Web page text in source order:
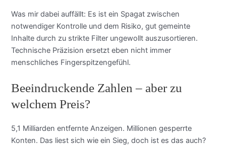
Was mir dabei auffällt: Es ist ein Spagat zwischen
notwendiger Kontrolle und dem Risiko, gut gemeinte
Inhalte durch zu strikte Filter ungewollt auszusortieren.
Technische Präzision ersetzt eben nicht immer
menschliches Fingerspitzengefühl.
Beeindruckende Zahlen – aber zu
welchem Preis?
5,1 Milliarden entfernte Anzeigen. Millionen gesperrte
Konten. Das liest sich wie ein Sieg, doch ist es das auch?